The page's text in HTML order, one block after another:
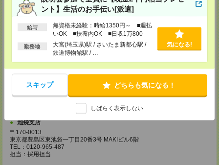
ント】生活のお手伝い[派遣]
給与
無資格未経験：時給1350円～ ■週払
いOK ■扶養内OK ■日収1万800円
以上
勤務地
大宮(埼玉県)駅 / さいたま新都心駅 /
鉄道博物館駅 / …
気になる!
スキップ どちらも気になる！
しばらく表示しない
神奈川県藤沢市鵠沼石上1－5－4 ISM藤沢 4階
TEL：0120-965-487
千葉県柏市柏4－2－1 メットライフ柏ビル7階
TEL：0120-965-487
担当：採用担当
山梨県甲府市丸の内１-17-14
甲府センタービル3F
池袋支店
〒170-0013
東京都豊島区東池袋一丁目20番3号 MAKIビル6階
TEL：0120-965-487
担当：採用担当